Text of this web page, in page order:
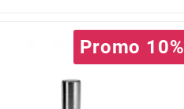
Promo 10%